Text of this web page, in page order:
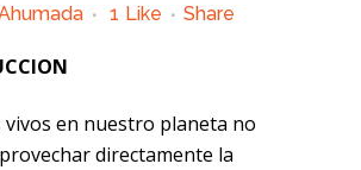
1 Like Share
vivos en nuestro planeta no
directamente la